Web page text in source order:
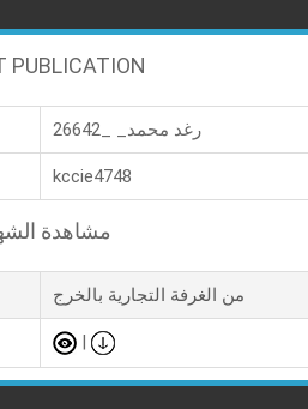
PUBLICATION
رغد محمد_ _26642
kccie4748
مشاهدة
من الغرفة التجارية بالخرج
|